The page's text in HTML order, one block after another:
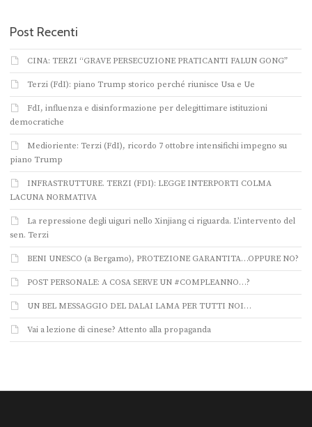
Post Recenti
CINA: TERZI “GRAVE PERSECUZIONE PRATICANTI FALUN GONG”
Terzi (FdI): piano Trump storico perché riunisce Usa e Ue
FdI, influenza e disinformazione per delegittimare istituzioni
democratiche
Medioriente: Terzi (FdI), ricordo 7 ottobre intensifichi impegno su
piano Trump
INFRASTRUTTURE. TERZI (FDI): LEGGE INTERPORTI COLMA
LACUNA NORMATIVA
La repressione degli uiguri nello Xinjiang ci riguarda. L’intervento del
sen. Terzi
BENI UNESCO (a Bergamo), PROTEZIONE GARANTITA…OPPURE NO?
POST PERSONALE: A COSA SERVE UN #COMPLEANNO…?
UN BEL MESSAGGIO DEL DALAI LAMA PER TUTTI NOI…
Vai a lezione di cinese? Attento alla propaganda